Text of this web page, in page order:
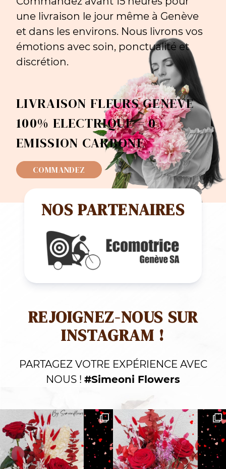
une livraison le jour même à Genève
et dans les environs. Nous livrons vos
émotions avec soin, ponctualité et
discrétion.
LIVRAISON FLEURS GENEVE
100% ELECTRIQUE = 0
EMISSION CARBONE
COMMANDEZ
NOS PARTENAIRES
REJOIGNEZ-NOUS SUR
INSTAGRAM !
PARTAGEZ VOTRE EXPÉRIENCE AVEC
NOUS ! #Simeoni Flowers